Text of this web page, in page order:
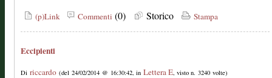
(p)Link Commenti (0) Storico Stampa
Eccipienti
Di riccardo (del 24/02/2014 @ 16:30:42, in Lettera E, visto n. 3240 volte)